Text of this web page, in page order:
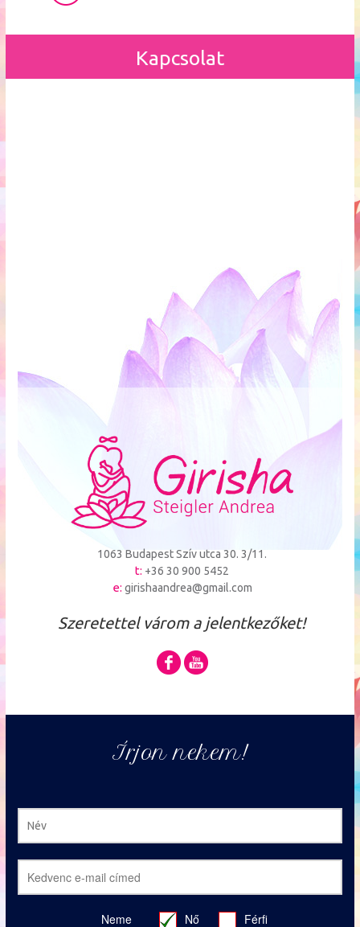
Kapcsolat
1063 Budapest Szív utca 30. 3/11.
t: +36 30 900 5452
e: girishaandrea@gmail.com
Szeretettel várom a jelentkezőket!
Írjon nekem!
Neme Nő Férfi